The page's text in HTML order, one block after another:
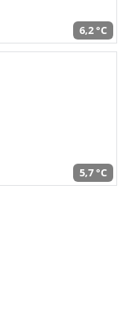
6,2 °C
5,7 °C